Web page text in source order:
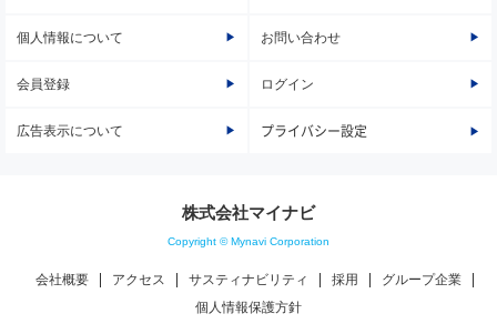
個人情報について お問い合わせ
会員登録 ログイン
広告表示について プライバシー設定
株式会社マイナビ
Copyright © Mynavi Corporation
会社概要 アクセス サスティナビリティ 採用
グループ企業
個人情報保護方針